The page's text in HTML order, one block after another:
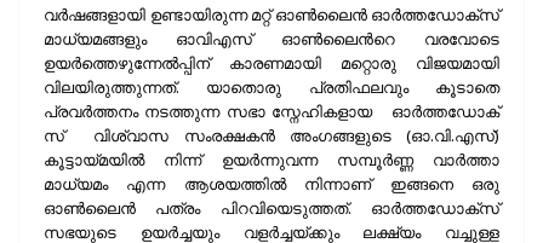
വര്‍ഷങ്ങളായി ഉണ്ടായിരുന്ന മറ്റ് ഓണ്‍ലൈന്‍ ഓര്‍ത്തഡോക്സ്
മാധ്യമങ്ങളും ഓവിഎസ് ഓണ്‍ലൈന്‍റെ വരവോടെ
ഉയര്‍ത്തെഴുന്നേല്‍പ്പിന് കാരണമായി മറ്റൊരു വിജയമായി
വിലയിരുത്തുന്നത്. യാതൊരു പ്രതിഫലവും കൂടാതെ
പ്രവര്‍ത്തനം നടത്തുന്ന സഭാ സ്നേഹികളായ ഓര്‍ത്തഡോക്
സ് വിശ്വാസ സംരക്ഷകന്‍ അംഗങ്ങളുടെ (ഓ.വി.എസ്)
കൂട്ടായ്മയില്‍ നിന്ന് ഉയര്‍ന്നുവന്ന സമ്പൂര്‍ണ്ണ വാര്‍ത്താ
മാധ്യമം എന്ന ആശയത്തില്‍ നിന്നാണ് ഇങ്ങനെ ഒരു
ഓണ്‍ലൈന്‍ പത്രം പിറവിയെടുത്തത്. ഓര്‍ത്തഡോക്സ്
സഭയുടെ ഉയര്‍ച്ചയും വളര്‍ച്ചയ്ക്കും ലക്ഷ്യം വച്ചുള്ള